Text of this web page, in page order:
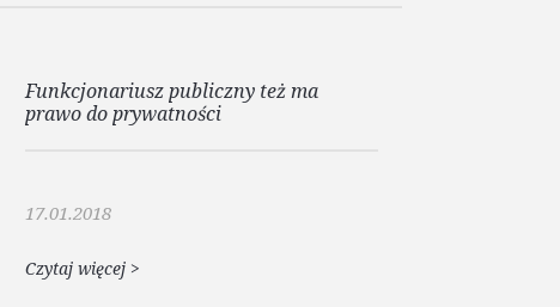
Funkcjonariusz publiczny też ma
prawo do prywatności
17.01.2018
Czytaj więcej >